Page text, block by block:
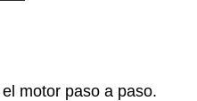
motor paso a paso.